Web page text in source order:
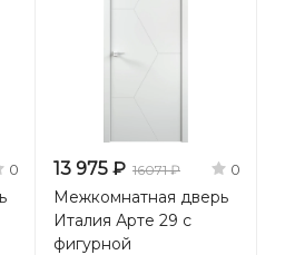
0 13 975 ₽ 16071 ₽ 0
Межкомнатная дверь
Италия Арте 29 с
фигурной